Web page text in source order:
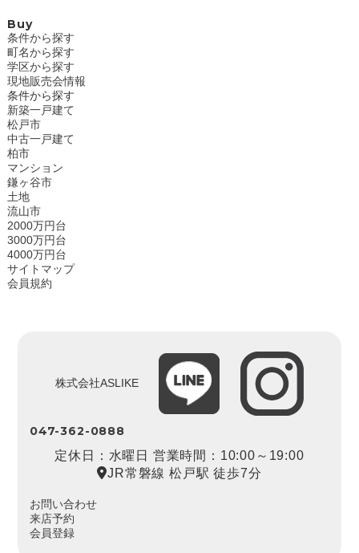
Buy
条件から探す
町名から探す
学区から探す
現地販売会情報
条件から探す
新築一戸建て
松戸市
中古一戸建て
柏市
マンション
鎌ヶ谷市
土地
流山市
2000万円台
3000万円台
4000万円台
サイトマップ
会員規約
株式会社ASLIKE
047-362-0888
定休日：水曜日 営業時間：10:00～19:00
JR常磐線 松戸駅 徒歩7分
お問い合わせ
来店予約
会員登録